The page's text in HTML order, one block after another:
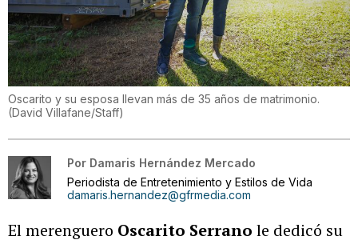
Oscarito y su esposa llevan más de 35 años de matrimonio.
(David Villafane/Staff)
Por Damaris Hernández Mercado
Periodista de Entretenimiento y Estilos de Vida
damaris.hernandez@gfrmedia.com
El merenguero Oscarito Serrano le dedicó su